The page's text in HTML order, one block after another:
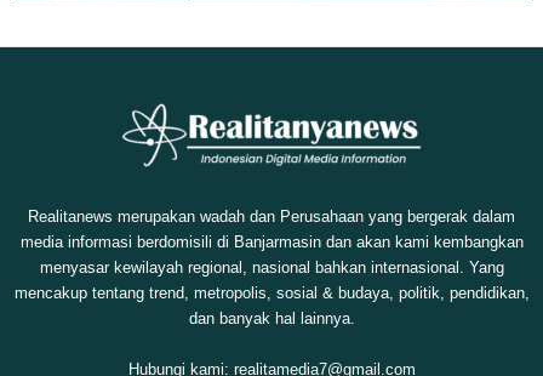
Realitanews merupakan wadah dan Perusahaan yang bergerak dalam
media informasi berdomisili di Banjarmasin dan akan kami kembangkan
menyasar kewilayah regional, nasional bahkan internasional. Yang
mencakup tentang trend, metropolis, sosial & budaya, politik, pendidikan,
dan banyak hal lainnya.
Hubungi kami: realitamedia7@gmail.com